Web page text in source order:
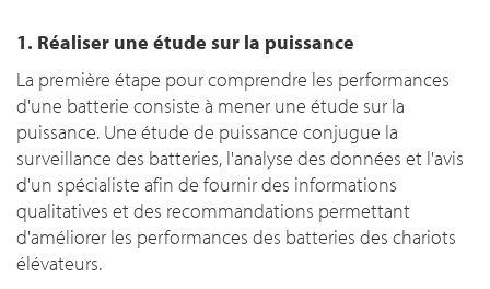
1. Réaliser une étude sur la puissance
La première étape pour comprendre les performances
d'une batterie consiste à mener une étude sur la
puissance. Une étude de puissance conjugue la
surveillance des batteries, l'analyse des données et l'avis
d'un spécialiste afin de fournir des informations
qualitatives et des recommandations permettant
d'améliorer les performances des batteries des chariots
élévateurs.